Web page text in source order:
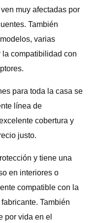
muy afectadas por
También
varias
compatibilidad con
para toda la casa se
línea de
cobertura y
justo.
y tiene una
en interiores o
compatible con la
También
por vida en el